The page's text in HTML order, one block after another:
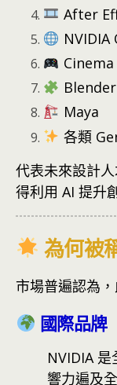
After
Cinema
Blender
Maya
各類
代表未來設計
得利用 AI 提升
為何被
市場普遍認為
國際品牌
NVIDIA
響力遍及